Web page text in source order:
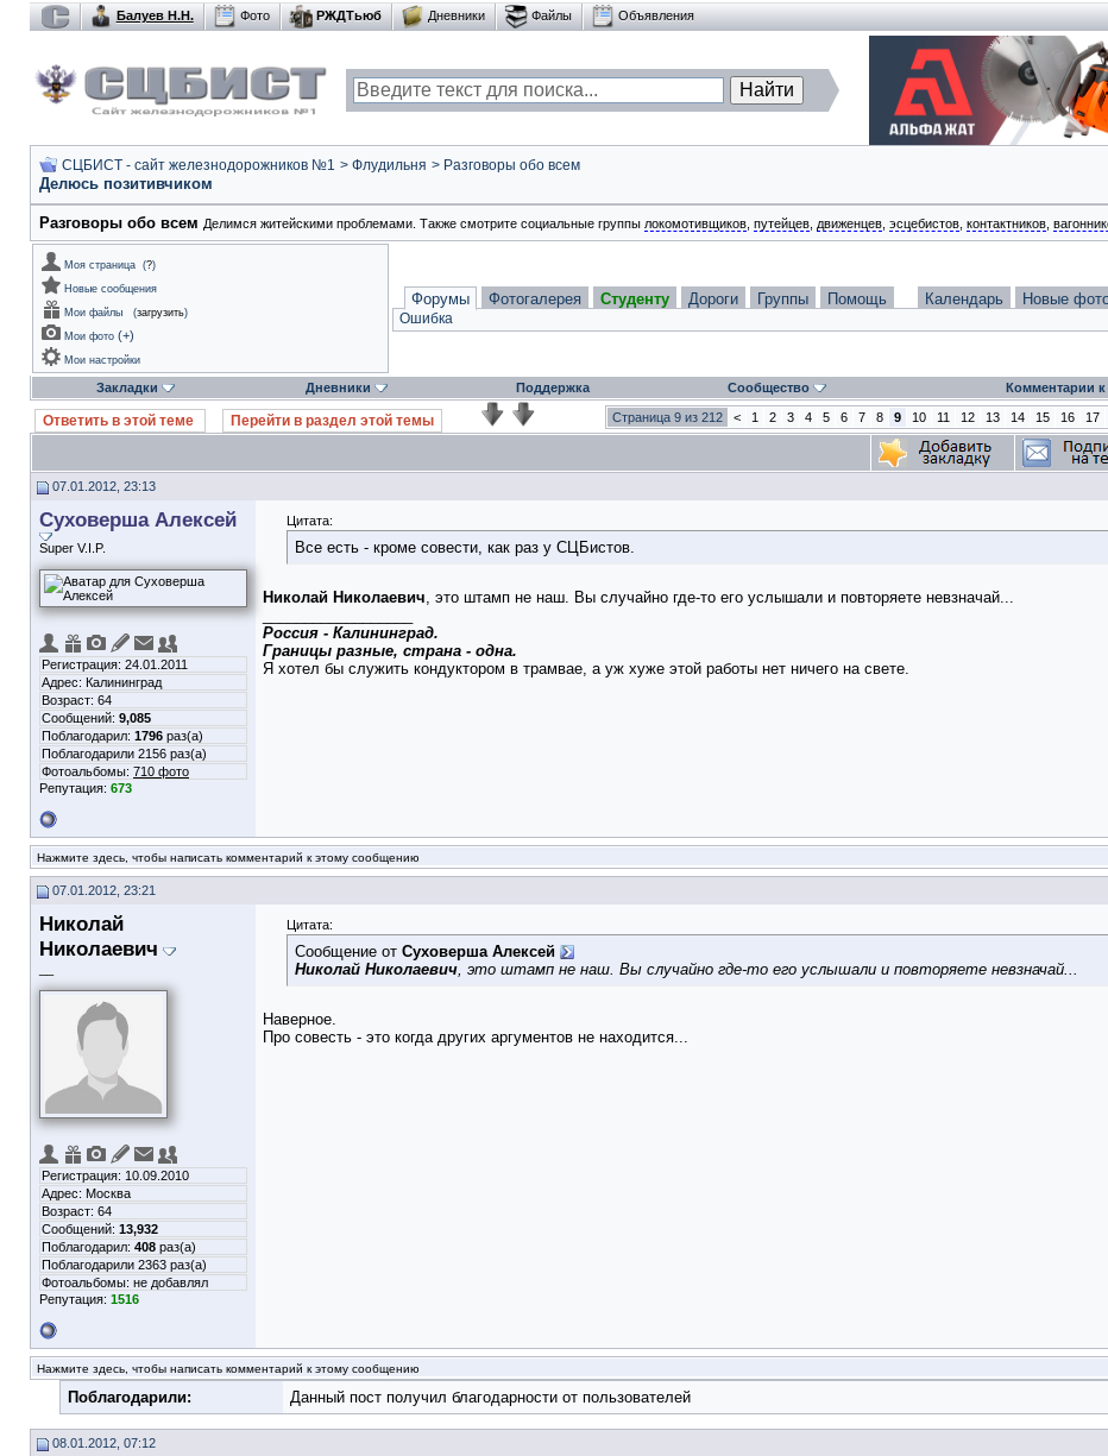
Балуев Н.Н. Фото РЖДТьюб Дневники Файлы Объявления
СЦБИСТ - сайт железнодорожников №1 > Флудильня > Разговоры обо всем
Делюсь позитивчиком
Разговоры обо всем Делимся житейскими проблемами. Также смотрите социальные группы локомотивщиков путейцев движенцев эсцебистов контактников
Моя страница (?)
Новые сообщения
Мои файлы
(загрузить)
Мои фото (+)
Мои настройки
Форумы Фотогалерея Студенту Дороги Группы Помощь Календарь Новые
Ошибка
Закладки Дневники Поддержка Сообщество Комментарии
Ответить в этой теме Перейти в раздел этой темы Страница 9 из 212 < 1 2 3 4 5 6 7 8 9 10 11 12 13 14 15 16 17
07.01.2012, 23:13
Суховерша Алексей
Super V.I.P.
Регистрация: 24.01.2011
Адрес: Калининград
Возраст: 64
Сообщений: 9,085
Поблагодарил: 1796 раз(а)
Поблагодарили 2156 раз(а)
Фотоальбомы: 710 фото
Репутация: 673
Цитата:
Все есть - кроме совести, как раз у СЦБистов.
Николай Николаевич, это штамп не наш. Вы случайно где-то его услышали и повторяете невзначай...
Россия - Калининград.
Границы разные, страна - одна.
Я хотел бы служить кондуктором в трамвае, а уж хуже этой работы нет ничего на свете.
Нажмите здесь, чтобы написать комментарий к этому сообщению
07.01.2012, 23:21
Николай
Николаевич
Регистрация: 10.09.2010
Адрес: Москва
Возраст: 64
Сообщений: 13,932
Поблагодарил: 408 раз(а)
Поблагодарили 2363 раз(а)
Фотоальбомы: не добавлял
Репутация: 1516
Цитата:
Сообщение от Суховерша Алексей
Николай Николаевич, это штамп не наш. Вы случайно где-то его услышали и повторяете невзначай...
Наверное.
Про совесть - это когда других аргументов не находится...
Нажмите здесь, чтобы написать комментарий к этому сообщению
Поблагодарили: Данный пост получил благодарности от пользователей
08.01.2012, 07:12